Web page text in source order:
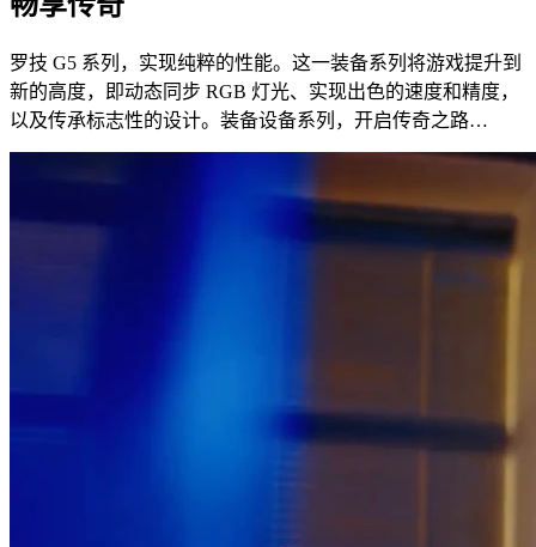
罗技 G5 系列，实现纯粹的性能。这一装备系列将游戏提升到
新的高度，即动态同步 RGB 灯光、实现出色的速度和精度，
以及传承标志性的设计。装备设备系列，开启传奇之路…